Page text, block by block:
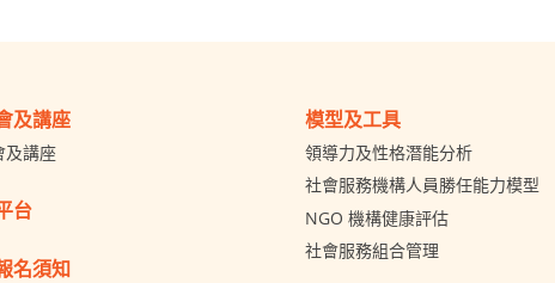
及講座
及講座
台
名須知
模型及工具
領導力及性格潛能分析
社會服務機構人員勝任能力模型
NGO 機構健康評估
社會服務組合管理